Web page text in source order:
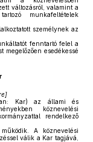
változásról, valamint a
munkafeltételek
személynek az
fenntartó felel a
megelőzően esedékessé
Kar) az állami és
köznevelési
rendelkező
A köznevelési
válik a Kar tagjává,